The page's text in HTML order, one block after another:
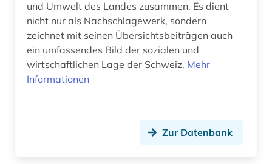
kommentar (4)
komponist (1)
korpus <linguistik> (1)
und Umwelt des Landes zusammen. Es dient
nicht nur als Nachschlagewerk, sondern
zeichnet mit seinen Übersichtsbeiträgen auch
ein umfassendes Bild der sozialen und
wirtschaftlichen Lage der Schweiz. Mehr
Informationen
Zur Datenbank